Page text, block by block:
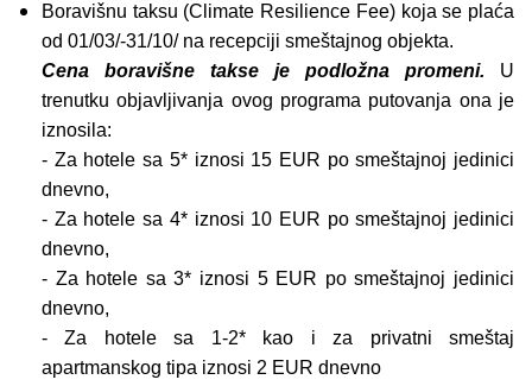
Boravišnu taksu (Climate Resilience Fee) koja se plaća
od 01/03/-31/10/ na recepciji smeštajnog objekta.
Cena boravišne takse je podložna promeni. U
trenutku objavljivanja ovog programa putovanja ona je
iznosila:
- Za hotele sa 5* iznosi 15 EUR po smeštajnoj jedinici
dnevno,
- Za hotele sa 4* iznosi 10 EUR po smeštajnoj jedinici
dnevno,
- Za hotele sa 3* iznosi 5 EUR po smeštajnoj jedinici
dnevno,
- Za hotele sa 1-2* kao i za privatni smeštaj
apartmanskog tipa iznosi 2 EUR dnevno